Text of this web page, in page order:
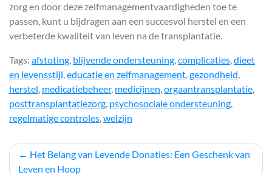
zorg en door deze zelfmanagementvaardigheden toe te
passen, kunt u bijdragen aan een succesvol herstel en een
verbeterde kwaliteit van leven na de transplantatie.
Tags: afstoting, blijvende ondersteuning,complicaties,dieet
en levensstijl,educatie en zelfmanagement,gezondheid,
herstel, medicatiebeheer, medicijnen,orgaantransplantatie,
posttransplantatiezorg, psychosociale ondersteuning,
regelmatige controles,welzijn
Berichtnavigatie
Het Belang van Levende Donaties: Een Geschenk van
Leven en Hoop